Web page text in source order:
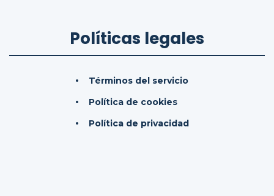
Políticas legales
Términos del servicio
Política de cookies
Política de privacidad